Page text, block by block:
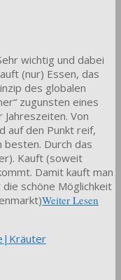
wichtig und dabei
(nur) Essen, das
des globalen
zugunsten eines
Jahreszeiten. Von
auf den Punkt reif,
besten. Durch das
Kauft (soweit
Damit kauft man
schöne Möglichkeit
Weiter Lesen